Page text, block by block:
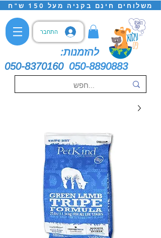
משלוחים חינם בקניה מעל 150 ש"ח
התחבר
להזמנות:
050-8370160 050-8890883